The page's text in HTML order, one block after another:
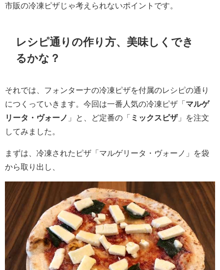
市販の冷凍ピザじゃ考えられないポイントです。
レシピ通りの作り方、美味しくでき
るかな？
それでは、フォンターナの冷凍ピザを付属のレシピの通り
につくっていきます。今回は一番人気の冷凍ピザ「 マルゲ
リータ・ヴォーノ 」と、ど定番の「 ミックスピザ」を注文
してみました。
まずは、冷凍されたピザ「マルゲリータ・ヴォーノ」を袋
から取り出し、